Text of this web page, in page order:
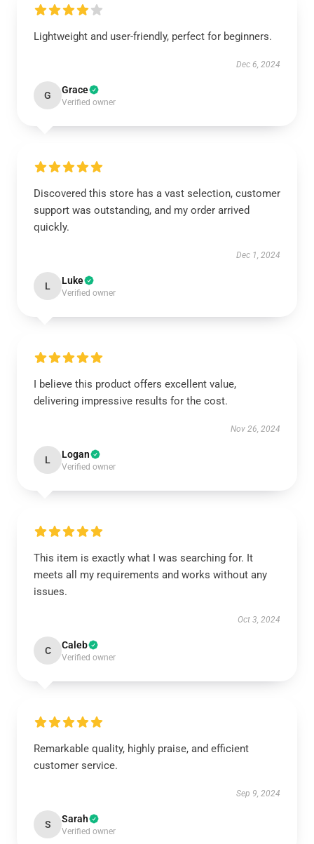
Lightweight and user-friendly, perfect for beginners.
Dec 6, 2024
G Grace
Verified owner
Discovered this store has a vast selection, customer
support was outstanding, and my order arrived
quickly.
Dec 1, 2024
L Luke
Verified owner
I believe this product offers excellent value,
delivering impressive results for the cost.
Nov 26, 2024
L Logan
Verified owner
This item is exactly what I was searching for. It
meets all my requirements and works without any
issues.
Oct 3, 2024
C Caleb
Verified owner
Remarkable quality, highly praise, and efficient
customer service.
Sep 9, 2024
S Sarah
Verified owner